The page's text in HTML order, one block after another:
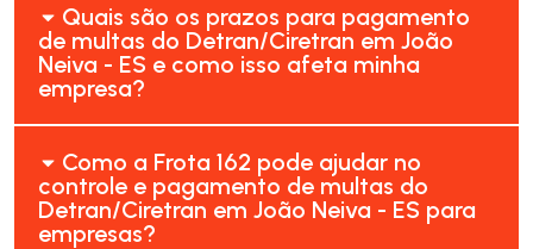
Quais são os prazos para pagamento
de multas do Detran/Ciretran em João
Neiva - ES e como isso afeta minha
empresa?
Como a Frota 162 pode ajudar no
controle e pagamento de multas do
Detran/Ciretran em João Neiva - ES para
empresas?